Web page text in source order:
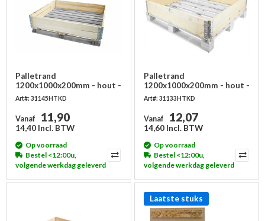
Palletrand
1200x1000x200mm - hout -
2 plankdelen met 4
Art#: 31145HTKD
Vanaf 11,90
14,40 Incl. BTW
Op voorraad
Bestel <12:00u,
volgende werkdag geleverd
Palletrand
1200x1000x200mm - hout -
4 scharnieren
Art#: 31133HTKD
Vanaf 12,07
14,60 Incl. BTW
Op voorraad
Bestel <12:00u,
volgende werkdag geleverd
Laatste stuks